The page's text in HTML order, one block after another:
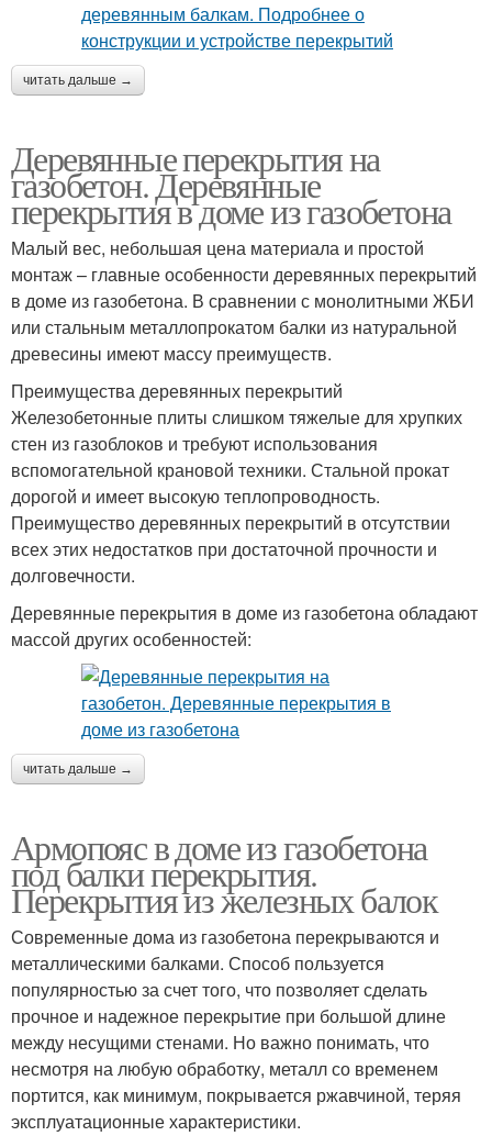
читать дальше →
Деревянные перекрытия на
газобетон. Деревянные
перекрытия в доме из газобетона
Малый вес, небольшая цена материала и простой
монтаж – главные особенности деревянных перекрытий
в доме из газобетона. В сравнении с монолитными ЖБИ
или стальным металлопрокатом балки из натуральной
древесины имеют массу преимуществ.
Преимущества деревянных перекрытий
Железобетонные плиты слишком тяжелые для хрупких
стен из газоблоков и требуют использования
вспомогательной крановой техники. Стальной прокат
дорогой и имеет высокую теплопроводность.
Преимущество деревянных перекрытий в отсутствии
всех этих недостатков при достаточной прочности и
долговечности.
Деревянные перекрытия в доме из газобетона обладают
массой других особенностей:
читать дальше →
Армопояс в доме из газобетона
под балки перекрытия.
Перекрытия из железных балок
Современные дома из газобетона перекрываются и
металлическими балками. Способ пользуется
популярностью за счет того, что позволяет сделать
прочное и надежное перекрытие при большой длине
между несущими стенами. Но важно понимать, что
несмотря на любую обработку, металл со временем
портится, как минимум, покрывается ржавчиной, теряя
эксплуатационные характеристики.